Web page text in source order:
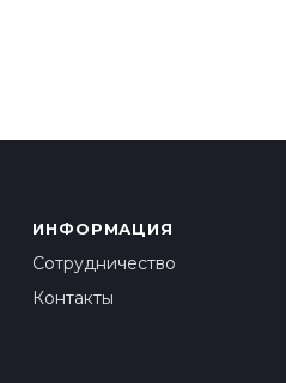
ИНФОРМАЦИЯ
Сотрудничество
Контакты